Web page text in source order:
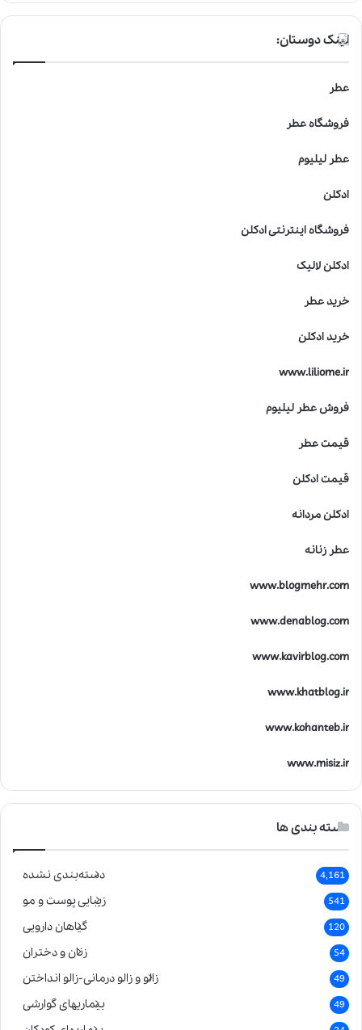
لینک دوستان:
عطر
فروشگاه عطر
عطر لیلیوم
ادکلن
فروشگاه اینترنتی ادکلن
ادکلن لالیک
خرید عطر
خرید ادکلن
www.liliome.ir
فروش عطر لیلیوم
قیمت عطر
قیمت ادکلن
ادکلن مردانه
عطر زنانه
www.blogmehr.com
www.denablog.com
www.kavirblog.com
www.khatblog.ir
www.kohanteb.ir
www.misiz.ir
دسته بندی ها
دسته‌بندی نشده 4,161
زیبایی پوست و مو 541
گیاهان دارویی 120
زنان و دختران 54
زالو و زالو درمانی-زالو انداختن 49
بیماریهای گوارشی 49